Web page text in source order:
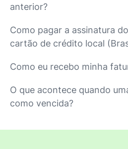
anterior?
Como pagar a assinatura
cartão de crédito local
Como eu recebo minha
O que acontece quando
como vencida?